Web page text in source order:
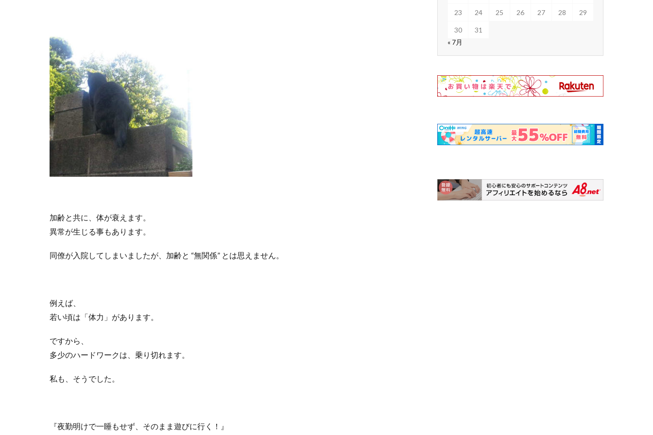
加齢と共に、体が衰えます。
異常が生じる事もあります。
同僚が入院してしまいましたが、加齢と “無関係” とは思えません。
例えば、
若い頃は「体力」があります。
ですから、
多少のハードワークは、乗り切れます。
私も、そうでした。
『夜勤明けで一睡もせず、そのまま遊びに行く！』
23 24 25 26 27 28 29
30
31
« 7月